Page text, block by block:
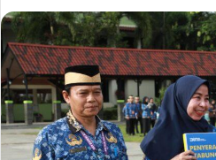
n
d
a
e
m
a